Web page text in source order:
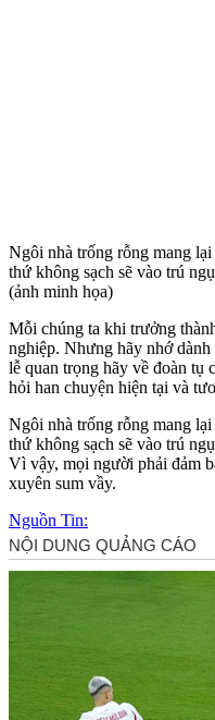
Ngôi nhà trống rỗng mang
thứ không sạch sẽ vào trú
(ảnh minh họa)
Mỗi chúng ta khi trưởng
nghiệp. Nhưng hãy nhớ
lễ quan trọng hãy về đoàn tụ
hỏi han chuyện hiện tại và
Ngôi nhà trống rỗng mang
thứ không sạch sẽ vào trú
Vì vậy, mọi người phải đảm
xuyên sum vầy.
Nguồn Tin: